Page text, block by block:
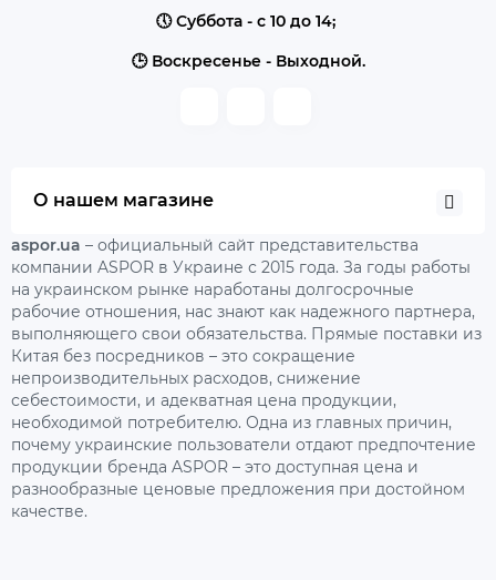
🕔 Суббота - с 10 до 14;
🕒 Воскресенье - Выходной.
О нашем магазине
aspor.ua – официальный сайт представительства
компании ASPOR в Украине с 2015 года. За годы работы
на украинском рынке наработаны долгосрочные
рабочие отношения, нас знают как надежного партнера,
выполняющего свои обязательства. Прямые поставки из
Китая без посредников – это сокращение
непроизводительных расходов, снижение
себестоимости, и адекватная цена продукции,
необходимой потребителю. Одна из главных причин,
почему украинские пользователи отдают предпочтение
продукции бренда ASPOR – это доступная цена и
разнообразные ценовые предложения при достойном
качестве.